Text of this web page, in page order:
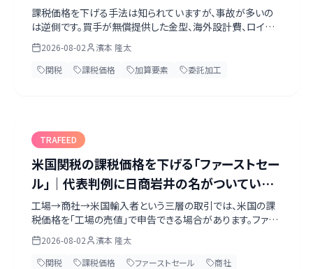
構造
課税価格を下げる手法は知られていますが、事故が多いの
は逆側です。買手が無償提供した金型、海外設計費、ロイヤ
ルティ、売手に戻る収益——これらは申告価格に加算する義
務があります。日本の関税定率法第4条と米国19 U.S.C.
1401a(b)(1)の条文を並べ、運賃の扱いが日米で逆になる
2026-08-02
濱本 隆太
関税
課税価格 加算要素 委託加工
TRAFEED
米国関税の課税価格を下げる「ファーストセー
ル」｜代表判例に日商岩井の名がついている
理由
工場→商社→米国輸入者という三層の取引では、米国の課
税価格を「工場の売値」で申告できる場合があります。ファー
ストセール（First Sale）と呼ばれる手法で、代表判例は日本
の商社の名を冠した Nissho Iwai 事件です。成立する3要件、
CBPが立証責任を輸入者に置いていること、そして米国議会
2026-08-02
濱本 隆太
関税
課税価格 ファーストセール 商社